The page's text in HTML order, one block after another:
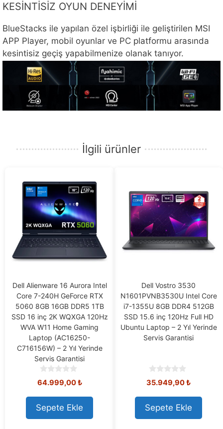
KESİNTİSİZ OYUN DENEYİMİ
BlueStacks ile yapılan özel işbirliği ile geliştirilen MSI
APP Player, mobil oyunlar ve PC platformu arasında
kesintisiz geçiş yapabilmenize olanak tanıyor.
İlgili ürünler
Dell Alienware 16 Aurora Intel
Core 7-240H GeForce RTX
5060 8GB 16GB DDR5 1TB
SSD 16 inç 2K WQXGA 120Hz
WVA W11 Home Gaming
Laptop (AC16250-
C716156W) – 2 Yıl Yerinde
Servis Garantisi
0
o
u
t
o
f
64.999,00₺
Sepete Ekle
Dell Vostro 3530
N1601PVNB3530U Intel Core
i7-1355U 8GB DDR4 512GB
SSD 15.6 inç 120Hz Full HD
Ubuntu Laptop – 2 Yıl Yerinde
Servis Garantisi
0
o
u
t
o
f
35.949,90₺
Sepete Ekle